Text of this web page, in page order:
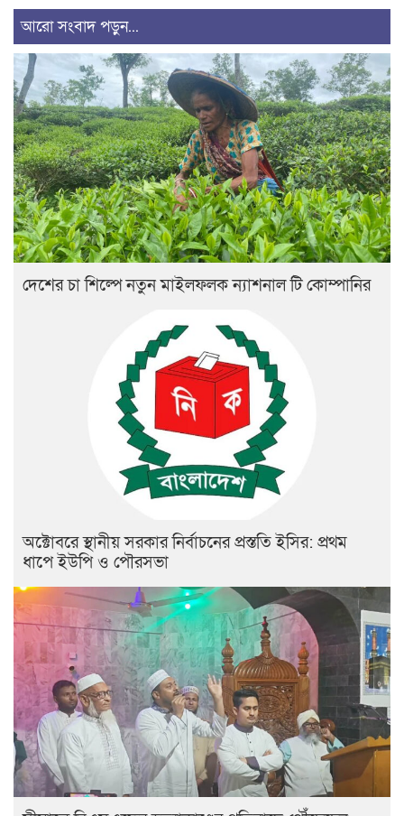
আরো সংবাদ পড়ুন...
দেশের চা শিল্পে নতুন মাইলফলক ন্যাশনাল টি কোম্পানির
অক্টোবরে স্থানীয় সরকার নির্বাচনের প্রস্ততি ইসির: প্রথম
ধাপে ইউপি ও পৌরসভা